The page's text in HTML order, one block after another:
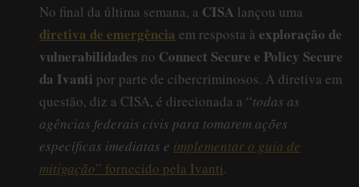
No final da última semana, a CISA lançou uma
diretiva de emergência em resposta à exploração de
vulnerabilidades no Connect Secure e Policy Secure
da Ivanti por parte de cibercriminosos. A diretiva em
questão, diz a CISA, é direcionada a “todas as
agências federais civis para tomarem ações
específicas imediatas e implementar o guia de
mitigação” fornecido pela Ivanti.